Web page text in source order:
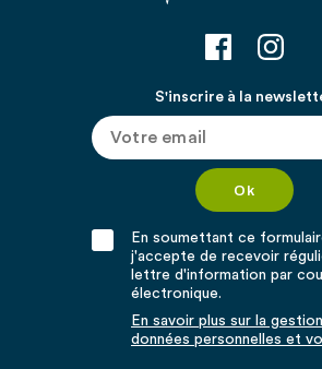
S'inscrire à la
En soumettant ce
j'accepte de recevoir
lettre d'information par
électronique.
En savoir plus sur la
données personnelles et